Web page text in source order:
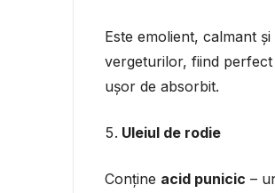
Este emolient, calmant
vergeturilor, fiind
ușor de absorbit.
Uleiul de rodie
Conține acid punicic –